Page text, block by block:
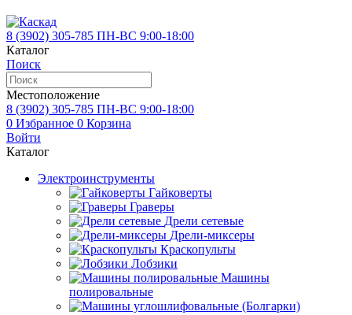
8 (3902) 305-785 ПН-ВС 9:00-18:00
Каталог
Поиск
Местоположение
8 (3902) 305-785 ПН-ВС 9:00-18:00
0 Избранное 0 Корзина
Войти
Каталог
Электроинструменты
Гайковерты
Граверы
Дрели сетевые
Дрели-миксеры
Краскопульты
Лобзики
Машины
полировальные